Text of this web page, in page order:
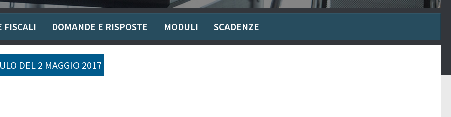
FISCALI DOMANDE E RISPOSTE MODULI SCADENZE
DEL 2 MAGGIO 2017